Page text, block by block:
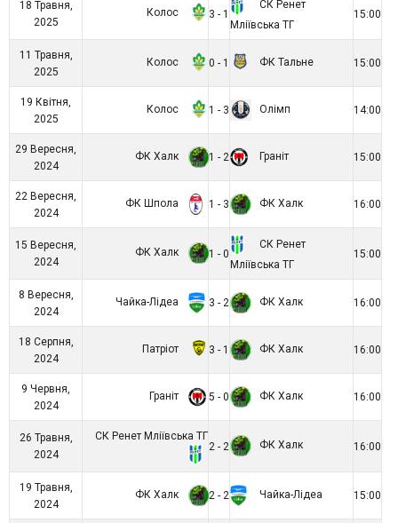
18 Травня,
2025
Колос 3 - 1
СК Ренет
Мліївська ТГ
15:00
11 Травня,
2025
Колос 0 - 1 ФК Тальне 15:00
19 Квітня,
2025
Колос 1 - 3 Олімп 14:00
29 Вересня,
2024
ФК Халк 1 - 2 Граніт 15:00
22 Вересня,
2024
ФК Шпола 1 - 3 ФК Халк 16:00
15 Вересня,
2024
ФК Халк 1 - 0
СК Ренет
Мліївська ТГ
15:00
8 Вересня,
2024
Чайка-Лідеа 3 - 2 ФК Халк 16:00
18 Серпня,
2024
Патріот 3 - 1 ФК Халк 16:00
9 Червня,
2024
Граніт 5 - 0 ФК Халк 16:00
26 Травня,
2024
СК Ренет Мліївська ТГ
2 - 2
ФК Халк 16:00
19 Травня,
2024
ФК Халк 2 - 2 Чайка-Лідеа 15:00